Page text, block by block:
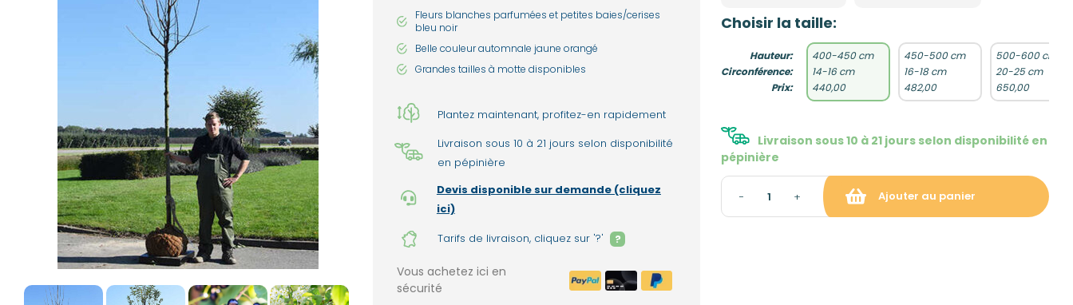
Fleurs blanches parfumées et petites baies/cerises
bleu noir
Belle couleur automnale jaune orangé
Grandes tailles à motte disponibles
Plantez maintenant, profitez-en rapidement
Livraison sous 10 à 21 jours selon disponibilité
en pépinière
Devis disponible sur demande (cliquez
ici)
Tarifs de livraison, cliquez sur '?'
?
Vous achetez ici en
sécurité
Choisir la taille:
Hauteur:
Circonférence:
Prix:
400-450 cm
14-16 cm
440,00
450-500 cm
16-18 cm
482,00
500-600 cm
20-25 cm
650,00
Livraison sous 10 à 21 jours selon disponibilité en
pépinière
− + Ajouter au panier